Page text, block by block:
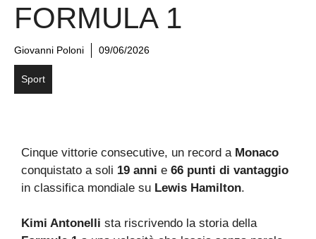
FORMULA 1
Giovanni Poloni 09/06/2026
Sport
Cinque vittorie consecutive, un record a Monaco
conquistato a soli 19 anni e 66 punti di vantaggio
in classifica mondiale su Lewis Hamilton.
Kimi Antonelli sta riscrivendo la storia della